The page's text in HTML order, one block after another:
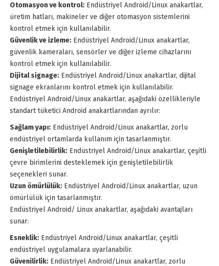
Otomasyon ve kontrol: Endüstriyel Android/Linux anakartlar,
üretim hatları, makineler ve diğer otomasyon sistemlerini
kontrol etmek için kullanılabilir.
Güvenlik ve izleme: Endüstriyel Android/Linux anakartlar,
güvenlik kameraları, sensörler ve diğer izleme cihazlarını
kontrol etmek için kullanılabilir.
Dijital signage: Endüstriyel Android/Linux anakartlar, dijital
signage ekranlarını kontrol etmek için kullanılabilir.
Endüstriyel Android/Linux anakartlar, aşağıdaki özellikleriyle
standart tüketici Android anakartlarından ayrılır:
Sağlam yapı: Endüstriyel Android/Linux anakartlar, zorlu
endüstriyel ortamlarda kullanım için tasarlanmıştır.
Genişletilebilirlik: Endüstriyel Android/Linux anakartlar, çeşitli
çevre birimlerini desteklemek için genişletilebilirlik
seçenekleri sunar.
Uzun ömürlülük: Endüstriyel Android/Linux anakartlar, uzun
ömürlülük için tasarlanmıştır.
Endüstriyel Android/ Linux anakartlar, aşağıdaki avantajları
sunar:
Esneklik: Endüstriyel Android/Linux anakartlar, çeşitli
endüstriyel uygulamalara uyarlanabilir.
Güvenilirlik: Endüstriyel Android/Linux anakartlar, zorlu